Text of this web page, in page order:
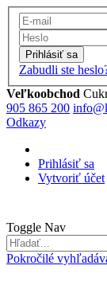
Prihlásiť sa
Zabudli ste
Veľkoobchod
905 865 200
Odkazy
Prihlásiť sa
Vytvoriť účet
Toggle Nav
Pokročilé